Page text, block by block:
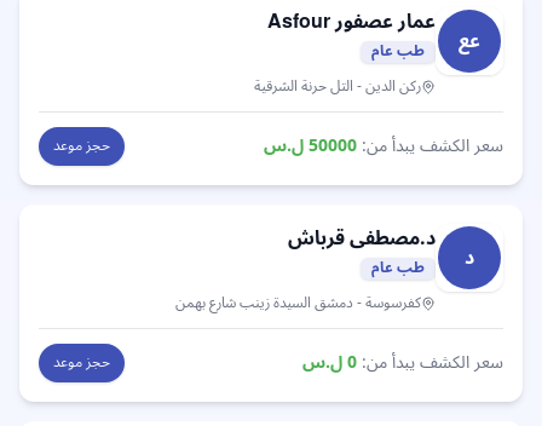
عع عمار عصفورAsfour
طب عام
ركن الدين- التل حرنة الشرقية
سعر الكشف يبدأ من:50000ل.س حجز موعد
د د.مصطفىقرباش
طب عام
كفرسوسة- دمشق السيدة زينب شارع بهمن
سعر الكشف يبدأ من:0ل.س حجز موعد